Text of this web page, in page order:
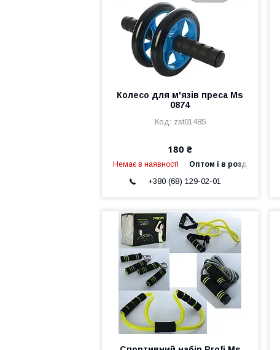
Колесо для м'язів преса Ms
0874
zst01485
180 ₴
Немає в наявності Оптом і в роздріб
+380 (68) 129-02-01